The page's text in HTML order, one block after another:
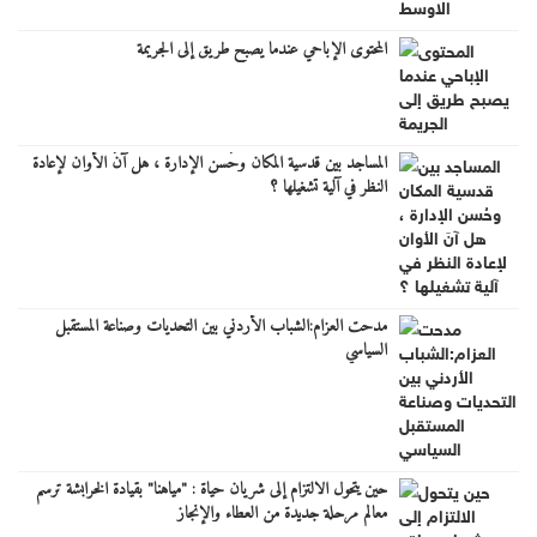
المحتوى الإباحي عندما يصبح طريق إلى الجريمة
المساجد بين قدسية المكان وحُسن الإدارة ، هل آنَ الأوان لإعادة
النظر في آلية تشغيلها ؟
مدحت العزام:الشباب الأردني بين التحديات وصناعة المستقبل
السياسي
حين يتحول الالتزام إلى شريان حياة : "مياهنا" بقيادة الخرابشة ترسم
معالم مرحلة جديدة من العطاء والإنجاز